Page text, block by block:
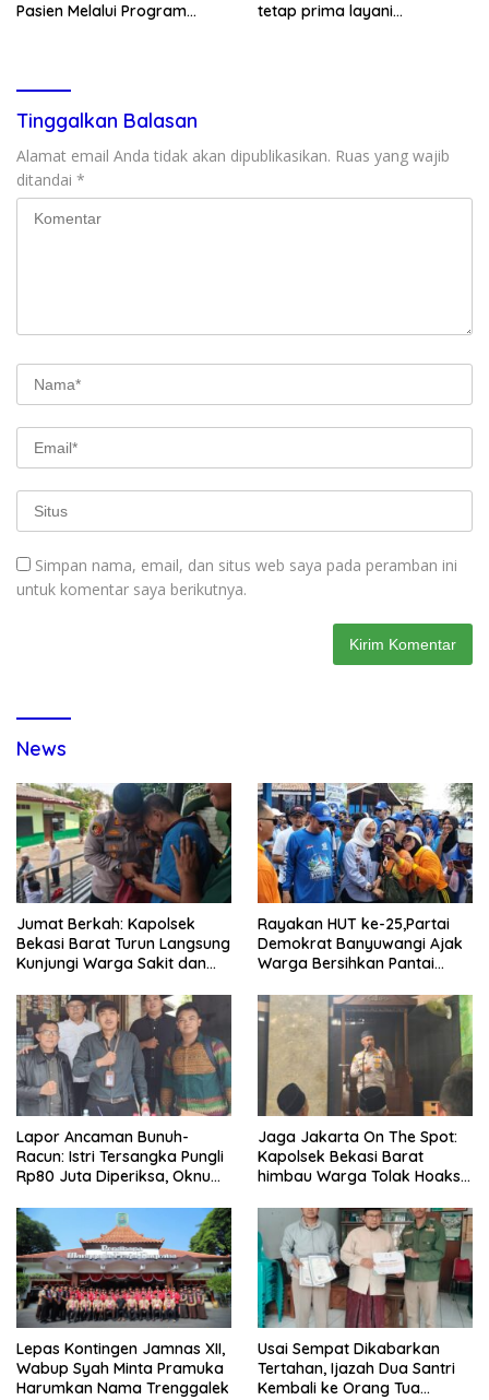
Pasien Melalui Program
tetap prima layani
Tinggalkan Balasan
Alamat email Anda tidak akan dipublikasikan. Ruas yang wajib
ditandai *
Simpan nama, email, dan situs web saya pada peramban ini
untuk komentar saya berikutnya.
News
Jumat Berkah: Kapolsek
Bekasi Barat Turun Langsung
Kunjungi Warga Sakit dan
Rayakan HUT ke-25,Partai
Demokrat Banyuwangi Ajak
Warga Bersihkan Pantai
Lapor Ancaman Bunuh-
Racun: Istri Tersangka Pungli
Rp80 Juta Diperiksa, Oknum
Disdagperin
Jaga Jakarta On The Spot:
Kapolsek Bekasi Barat
himbau Warga Tolak Hoaks
Sholat Jumat
Lepas Kontingen Jamnas XII,
Wabup Syah Minta Pramuka
Harumkan Nama Trenggalek
Usai Sempat Dikabarkan
Tertahan, Ijazah Dua Santri
Kembali ke Orang Tua